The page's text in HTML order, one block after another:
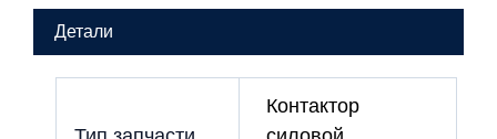
63А
(2з+2p)
Детали
Контактор